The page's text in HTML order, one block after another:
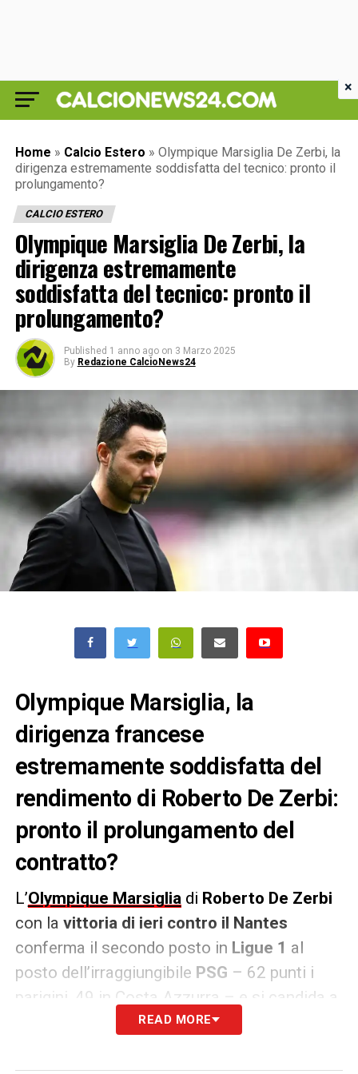
Home » Calcio Estero » Olympique Marsiglia De Zerbi, la
dirigenza estremamente soddisfatta del tecnico: pronto il
prolungamento?
CALCIO ESTERO
Olympique Marsiglia De Zerbi, la
dirigenza estremamente
soddisfatta del tecnico: pronto il
prolungamento?
Published 1 anno ago on 3 Marzo 2025
By Redazione CalcioNews24
Olympique Marsiglia, la
dirigenza francese
estremamente soddisfatta del
rendimento di Roberto De Zerbi:
pronto il prolungamento del
contratto?
L’Olympique Marsiglia di Roberto De Zerbi
con la vittoria di ieri contro il Nantes
conferma il secondo posto in Ligue 1 al
posto dell’irraggiungibile PSG – 62 punti i
parigini, 49 in Costa Azzurra – e si candida a
tornare in Champions League
READ MORE
×